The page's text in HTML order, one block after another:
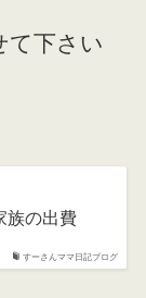
て下さい
すーさんママ日記ブログ
族の出費